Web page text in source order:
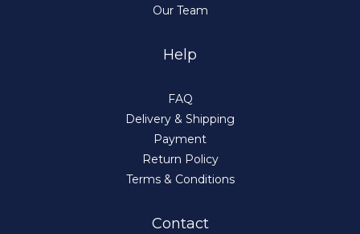
Our Team
Help
FAQ
Delivery & Shipping
Payment
Return Policy
Terms & Conditions
Contact